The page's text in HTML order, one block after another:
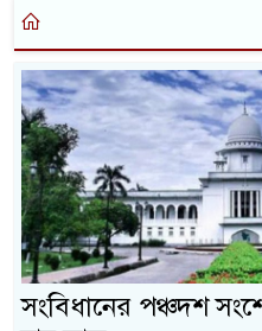
সংবিধানের পঞ্চদশ